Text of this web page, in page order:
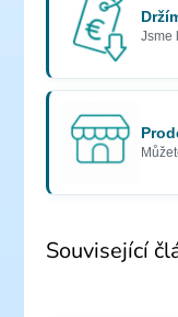
Jsme
Související